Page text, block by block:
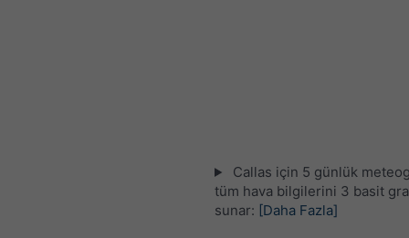
Callas için 5 günlük
tüm hava bilgilerini 3 basit
sunar: [Daha Fazla]